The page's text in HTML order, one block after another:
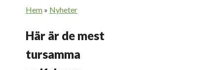
Hem » Nyheter
Här är de mest
tursamma